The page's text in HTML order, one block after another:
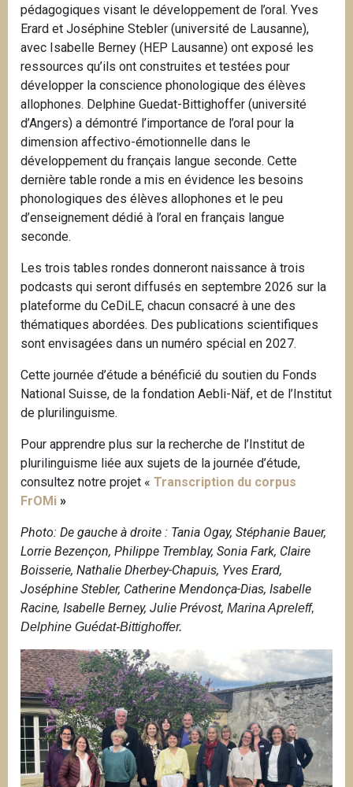
pédagogiques visant le développement de l’oral. Yves
Erard et Joséphine Stebler (université de Lausanne),
avec Isabelle Berney (HEP Lausanne) ont exposé les
ressources qu’ils ont construites et testées pour
développer la conscience phonologique des élèves
allophones. Delphine Guedat-Bittighoffer (université
d’Angers) a démontré l’importance de l’oral pour la
dimension affectivo-émotionnelle dans le
développement du français langue seconde. Cette
dernière table ronde a mis en évidence les besoins
phonologiques des élèves allophones et le peu
d’enseignement dédié à l’oral en français langue
seconde.
Les trois tables rondes donneront naissance à trois
podcasts qui seront diffusés en septembre 2026 sur la
plateforme du CeDiLE, chacun consacré à une des
thématiques abordées. Des publications scientifiques
sont envisagées dans un numéro spécial en 2027.
Cette journée d’étude a bénéficié du soutien du Fonds
National Suisse, de la fondation Aebli-Näf, et de l’Institut
de plurilinguisme.
Pour apprendre plus sur la recherche de l’Institut de
plurilinguisme liée aux sujets de la journée d’étude,
consultez notre projet « Transcription du corpus
FrOMi »
Photo: De gauche à droite : Tania Ogay, Stéphanie Bauer,
Lorrie Bezençon, Philippe Tremblay, Sonia Fark, Claire
Boisserie, Nathalie Dherbey-Chapuis, Yves Erard,
Joséphine Stebler, Catherine Mendonça-Dias, Isabelle
Racine, Isabelle Berney, Julie Prévost, Marina Apreleff,
Delphine Guédat-Bittighoffer.